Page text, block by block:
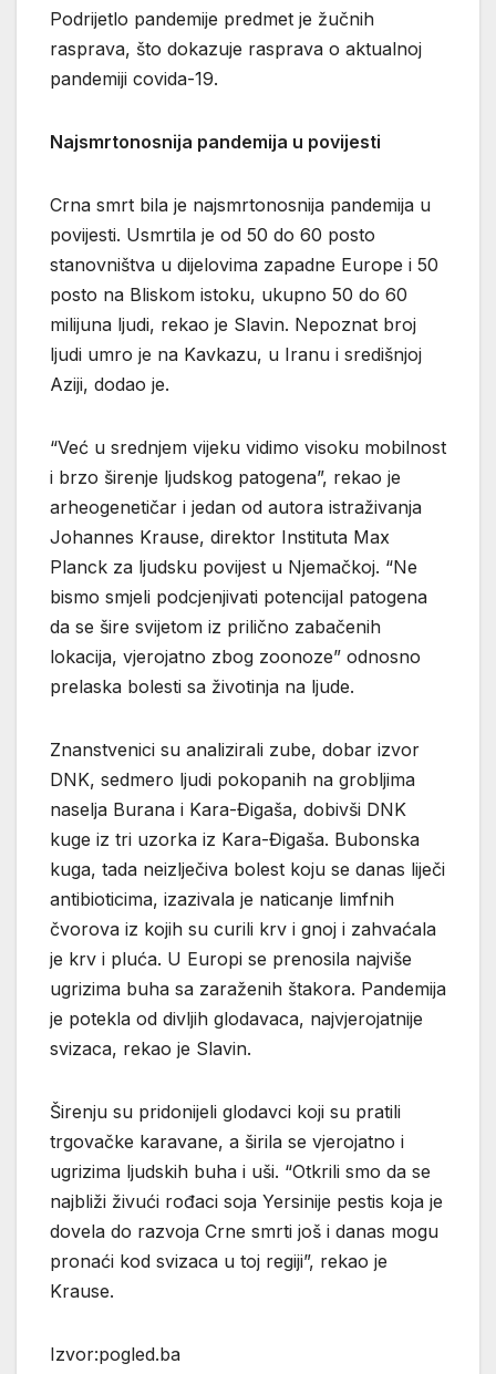
Podrijetlo pandemije predmet je žučnih
rasprava, što dokazuje rasprava o aktualnoj
pandemiji covida-19.
Najsmrtonosnija pandemija u povijesti
Crna smrt bila je najsmrtonosnija pandemija u
povijesti. Usmrtila je od 50 do 60 posto
stanovništva u dijelovima zapadne Europe i 50
posto na Bliskom istoku, ukupno 50 do 60
milijuna ljudi, rekao je Slavin. Nepoznat broj
ljudi umro je na Kavkazu, u Iranu i središnjoj
Aziji, dodao je.
“Već u srednjem vijeku vidimo visoku mobilnost
i brzo širenje ljudskog patogena”, rekao je
arheogenetičar i jedan od autora istraživanja
Johannes Krause, direktor Instituta Max
Planck za ljudsku povijest u Njemačkoj. “Ne
bismo smjeli podcjenjivati potencijal patogena
da se šire svijetom iz prilično zabačenih
lokacija, vjerojatno zbog zoonoze” odnosno
prelaska bolesti sa životinja na ljude.
Znanstvenici su analizirali zube, dobar izvor
DNK, sedmero ljudi pokopanih na grobljima
naselja Burana i Kara-Đigaša, dobivši DNK
kuge iz tri uzorka iz Kara-Đigaša. Bubonska
kuga, tada neizlječiva bolest koju se danas liječi
antibioticima, izazivala je naticanje limfnih
čvorova iz kojih su curili krv i gnoj i zahvaćala
je krv i pluća. U Europi se prenosila najviše
ugrizima buha sa zaraženih štakora. Pandemija
je potekla od divljih glodavaca, najvjerojatnije
svizaca, rekao je Slavin.
Širenju su pridonijeli glodavci koji su pratili
trgovačke karavane, a širila se vjerojatno i
ugrizima ljudskih buha i uši. “Otkrili smo da se
najbliži živući rođaci soja Yersinije pestis koja je
dovela do razvoja Crne smrti još i danas mogu
pronaći kod svizaca u toj regiji”, rekao je
Krause.
Izvor:pogled.ba